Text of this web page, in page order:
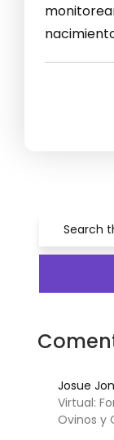
Josue
Virtual:
Ovinos y